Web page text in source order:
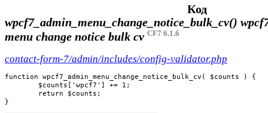
Код
wpcf7_admin_menu_change_notice_bulk_cv()
menu change notice bulk cv CF7 6.1.6
contact-form-7/admin/includes/config-validator.php
function wpcf7_admin_menu_change_notice_bulk_cv( $counts ) {
}